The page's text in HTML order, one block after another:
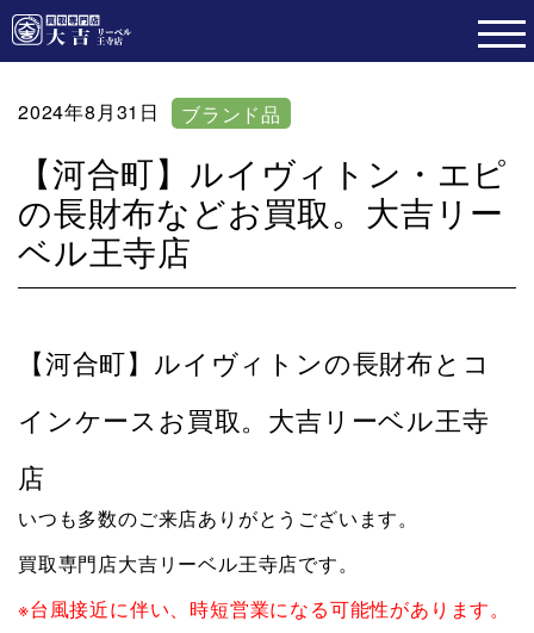
2024年8月31日 ブランド品
【河合町】ルイヴィトン・エピ
の長財布などお買取。大吉リー
ベル王寺店
【河合町】ルイヴィトンの長財布とコ
インケースお買取。大吉リーベル王寺
店
いつも多数のご来店ありがとうございます。
買取専門店大吉リーベル王寺店です。
※台風接近に伴い、時短営業になる可能性があります。